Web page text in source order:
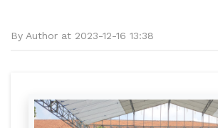
By Author at 2023-12-16 13:38